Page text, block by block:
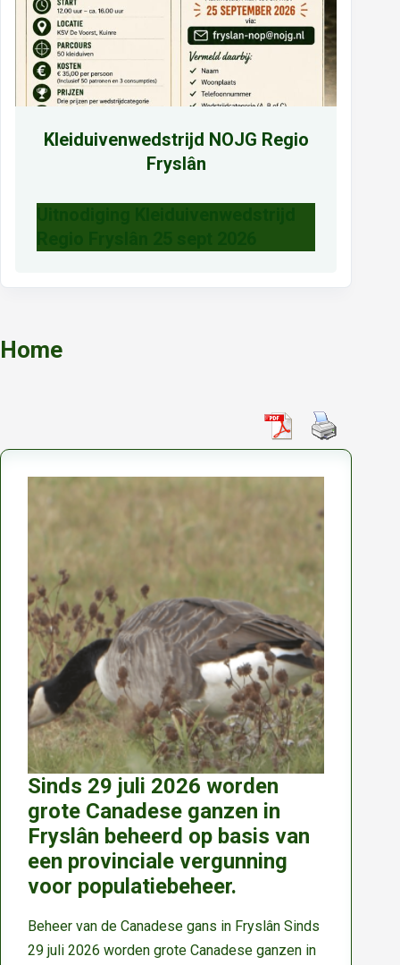
Home
Sinds 29 juli 2026 worden
grote Canadese ganzen in
Fryslân beheerd op basis van
een provinciale vergunning
voor populatiebeheer.
Beheer van de Canadese gans in Fryslân Sinds
29 juli 2026 worden grote Canadese ganzen in
Kleiduivenwedstrijd NOJG Regio
Fryslân